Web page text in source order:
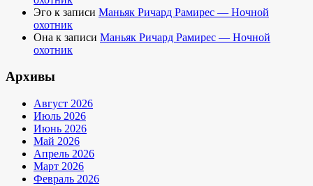
Эго к записи Маньяк Ричард Рамирес — Ночной
охотник
Она к записи Маньяк Ричард Рамирес — Ночной
охотник
Архивы
Август 2026
Июль 2026
Июнь 2026
Май 2026
Апрель 2026
Март 2026
Февраль 2026